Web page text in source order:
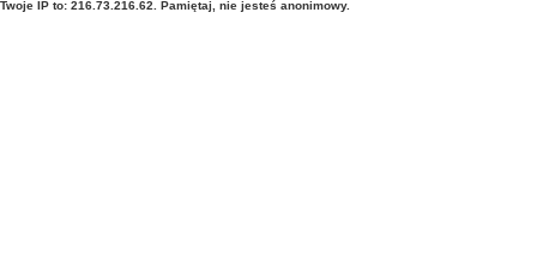
Twoje IP to: 216.73.216.62. Pamiętaj, nie jesteś anonimowy.